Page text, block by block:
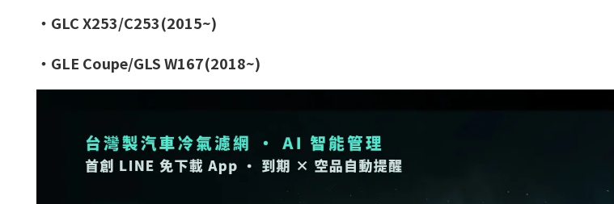
・GLC X253/C253(2015~)
・GLE Coupe/GLS W167(2018~)